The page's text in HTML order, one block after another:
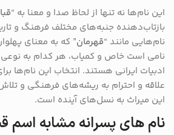
این نام‌ها نه تنها از لحاظ صدا و معنا به “
بازتاب‌دهنده جنبه‌های مختلف فرهنگ و
نام‌هایی مانند “قهرمان” که به معنای
نامی است خاص و کمیاب، هر کدام به نوعی
ادبیات ایرانی هستند. انتخاب این نام‌ها
علاقه و احترام به ریشه‌های فرهنگی و
این میراث به نسل‌های آینده است.
نام های پسرانه مشابه اسم